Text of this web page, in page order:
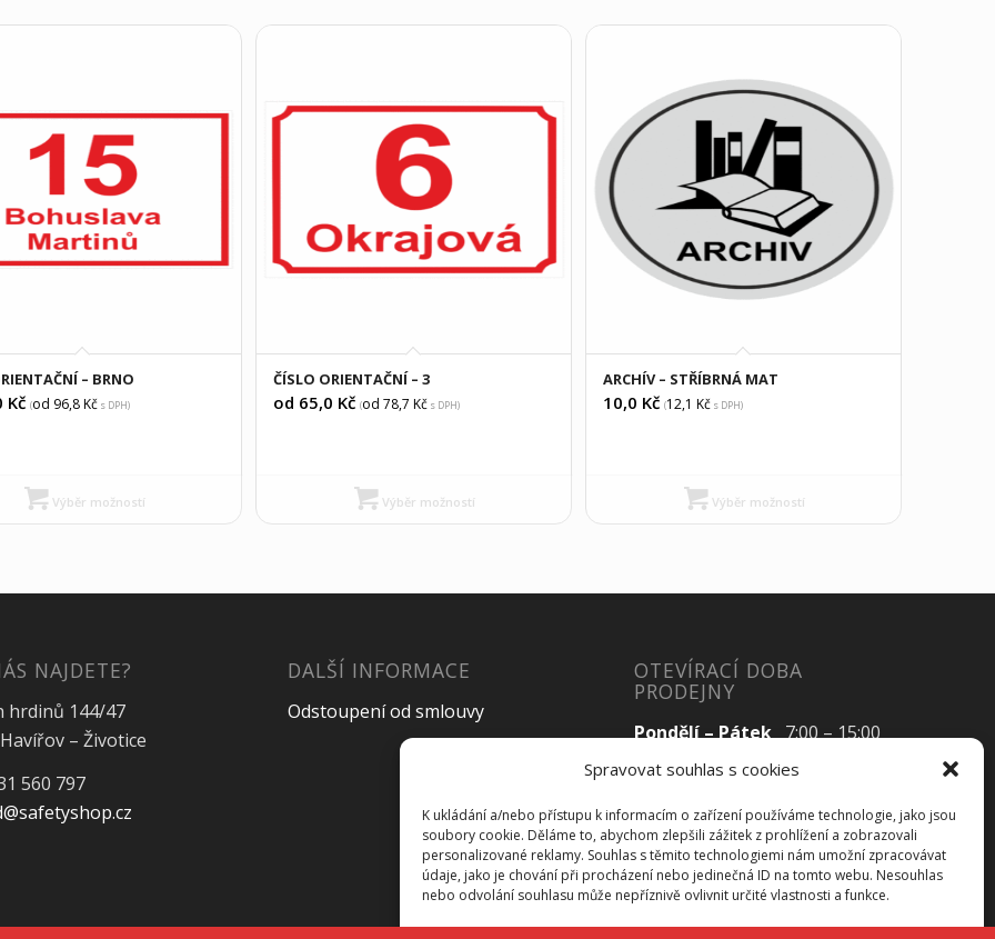
Spravovat souhlas s cookies
K ukládání a/nebo přístupu k informacím o zařízení používáme technologie, jako jsou
soubory cookie. Děláme to, abychom zlepšili zážitek z prohlížení a zobrazovali
personalizované reklamy. Souhlas s těmito technologiemi nám umožní zpracovávat
údaje, jako je chování při procházení nebo jedinečná ID na tomto webu. Nesouhlas
nebo odvolání souhlasu může nepříznivě ovlivnit určité vlastnosti a funkce.
– BRNO
Kč (od 96,8Kčs DPH)
Výběr možností
ČÍSLO ORIENTAČNÍ – 3
od 65,0 Kč (od 78,7 Kčs DPH)
Výběr možností
ARCHÍV – STŘÍBRNÁ MAT
10,0 Kč (12,1 Kčs DPH)
Výběr možností
NAJDETE?
hrdinů 144/47
– Životice
560 797
DALŠÍ INFORMACE
Odstoupení od smlouvy
OTEVÍRACÍ DOBA
PRODEJNY
Pondělí – Pátek7:00 – 15:00
SobotaZavřeno
NeděleZavřeno